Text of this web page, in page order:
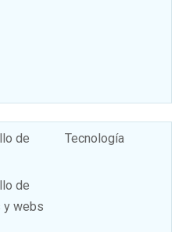
de
de
y webs
Tecnología